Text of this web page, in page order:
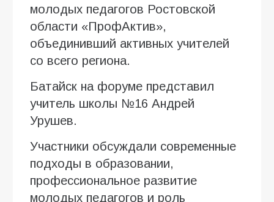
молодых педагогов Ростовской
области «ПрофАктив»,
объединивший активных учителей
со всего региона.
Батайск на форуме представил
учитель школы №16 Андрей
Урушев.
Участники обсуждали современные
подходы в образовании,
профессиональное развитие
молодых педагогов и роль